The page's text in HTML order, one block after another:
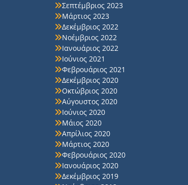
Σεπτέμβριος 2023
Μάρτιος 2023
Δεκέμβριος 2022
Νοέμβριος 2022
Ιανουάριος 2022
Ιούνιος 2021
Φεβρουάριος 2021
Δεκέμβριος 2020
Οκτώβριος 2020
Αύγουστος 2020
Ιούνιος 2020
Μάιος 2020
Απρίλιος 2020
Μάρτιος 2020
Φεβρουάριος 2020
Ιανουάριος 2020
Δεκέμβριος 2019